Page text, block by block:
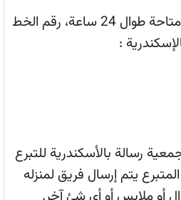
وأرقام التواصل مع الفرع متاحة طوال 24 ساعة، رقم الخط
:
رسالة بالأسكندرية للتبرع
يتم إرسال فريق لمنزله